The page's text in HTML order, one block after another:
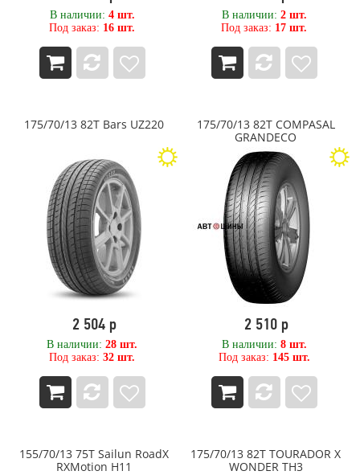
В наличии: 4 шт.
Под заказ: 16 шт.
В наличии: 2 шт.
Под заказ: 17 шт.
175/70/13 82T Bars UZ220
2 504 р
В наличии:28 шт.
Под заказ:32 шт.
175/70/13 82T COMPASAL
GRANDECO
2 510 р
В наличии: 8 шт.
Под заказ: 145 шт.
155/70/13 75T Sailun RoadX
RXMotion H11
175/70/13 82T TOURADOR X
WONDER TH3